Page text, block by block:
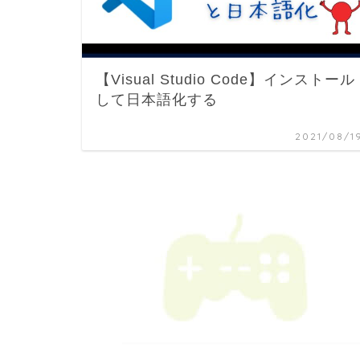
【Visual Studio Code】インストール
して日本語化する
2021/08/